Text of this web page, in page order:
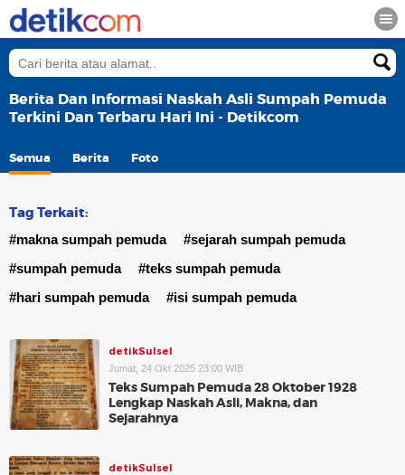
Berita Dan Informasi Naskah Asli Sumpah Pemuda
Terkini Dan Terbaru Hari Ini - Detikcom
Semua Berita Foto
Tag Terkait:
#makna sumpah pemuda
#sejarah sumpah pemuda
#sumpah pemuda
#teks sumpah pemuda
#hari sumpah pemuda
#isi sumpah pemuda
detikSulsel
Jumat, 24 Okt 2025 23:00 WIB
Teks Sumpah Pemuda 28 Oktober 1928
Lengkap Naskah Asli, Makna, dan
Sejarahnya
detikSulsel